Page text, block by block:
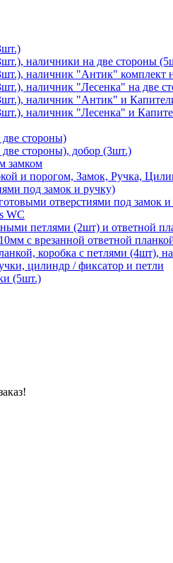
наличники на две стороны
наличник "Антик" комплект
наличник "Лесенка" на две
наличник "Антик" и
наличник "Лесенка" и
стороны)
стороны), добор (3шт.)
замком
и порогом, Замок, Ручка,
под замок и ручку)
отверстиями под замок и
WC
петлями (2шт) и ответной
с врезанной ответной
коробка с петлями (4шт),
цилиндр / фиксатор и петли
(5шт.)